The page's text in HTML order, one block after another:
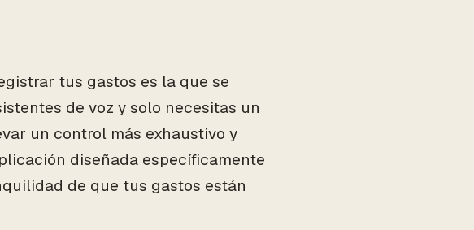
tus gastos es la que se
de voz y solo necesitas un
un control más exhaustivo y
diseñada específicamente
de que tus gastos están